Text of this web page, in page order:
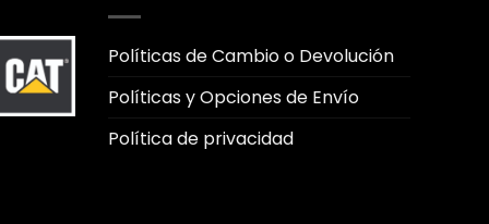
Políticas de Cambio o Devolución
Políticas y Opciones de Envío
Política de privacidad